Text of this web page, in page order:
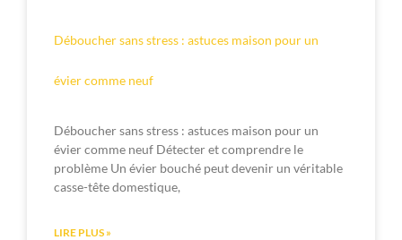
Déboucher sans stress : astuces maison pour un
évier comme neuf
Déboucher sans stress : astuces maison pour un
évier comme neuf Détecter et comprendre le
problème Un évier bouché peut devenir un véritable
casse-tête domestique,
LIRE PLUS »